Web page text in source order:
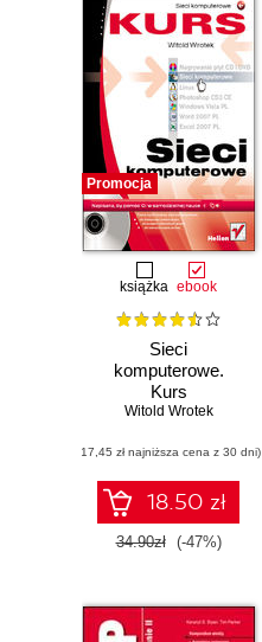
Promocja
książka ebook
Sieci
komputerowe.
Kurs
Witold Wrotek
(17,45 zł najniższa cena z 30 dni)
18.50 zł
34.90zł (-47%)